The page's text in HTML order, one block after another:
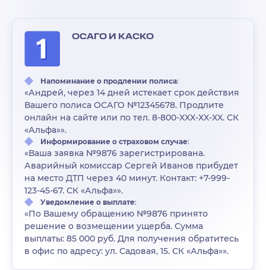
ОСАГО И КАСКО
Напоминание о продлении полиса:
«Андрей, через 14 дней истекает срок действия
Вашего полиса ОСАГО №12345678. Продлите
онлайн на сайте или по тел. 8-800-XXX-XX-XX. СК
«Альфа»».
Информирование о страховом случае:
«Ваша заявка №9876 зарегистрирована.
Аварийный комиссар Сергей Иванов прибудет
на место ДТП через 40 минут. Контакт: +7-999-
123-45-67. СК «Альфа»».
Уведомление о выплате:
«По Вашему обращению №9876 принято
решение о возмещении ущерба. Сумма
выплаты: 85 000 руб. Для получения обратитесь
в офис по адресу: ул. Садовая, 15. СК «Альфа»».